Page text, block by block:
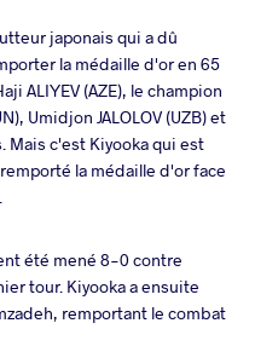
japonais qui a dû
la médaille d'or en 65
ALIYEV (AZE), le champion
Umidjon JALOLOV (UZB) et
Mais c'est Kiyooka qui est
la médaille d'or face
été mené 8-0 contre
tour. Kiyooka a ensuite
remportant le combat